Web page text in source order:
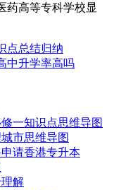
药高等专科学校显
点总结归纳
中升学率高吗
一知识点思维导图
市思维导图
请香港专升本
解